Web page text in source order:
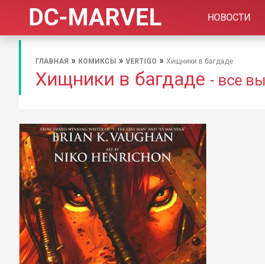
DC-MARVEL НОВОСТИ
ГЛАВНАЯ » КОМИКСЫ » VERTIGO » Хищники в багдаде
Хищники в багдаде - все